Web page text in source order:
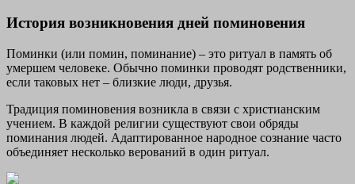
История возникновения дней поминовения
Поминки (или помин, поминание) – это ритуал в память об
умершем человеке. Обычно поминки проводят родственники,
если таковых нет – близкие люди, друзья.
Традиция поминовения возникла в связи с христианским
учением. В каждой религии существуют свои обряды
поминания людей. Адаптированное народное сознание часто
объединяет несколько верований в один ритуал.